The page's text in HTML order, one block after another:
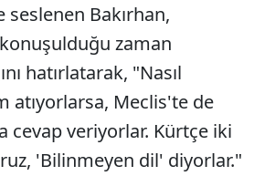
Bakırhan,
zaman
hatırlatarak, "Nasıl
atıyorlarsa, Meclis'te de
cevap veriyorlar. Kürtçe iki
'Bilinmeyen dil' diyorlar."